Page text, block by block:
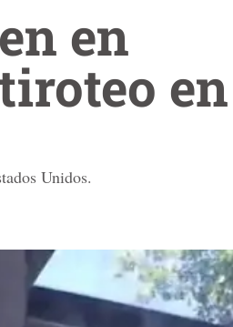
en
Unidos.